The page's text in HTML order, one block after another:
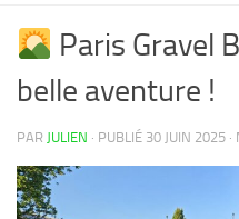
Paris Gravel
belle aventure !
PAR JULIEN · PUBLIÉ 30 JUIN 2025 ·